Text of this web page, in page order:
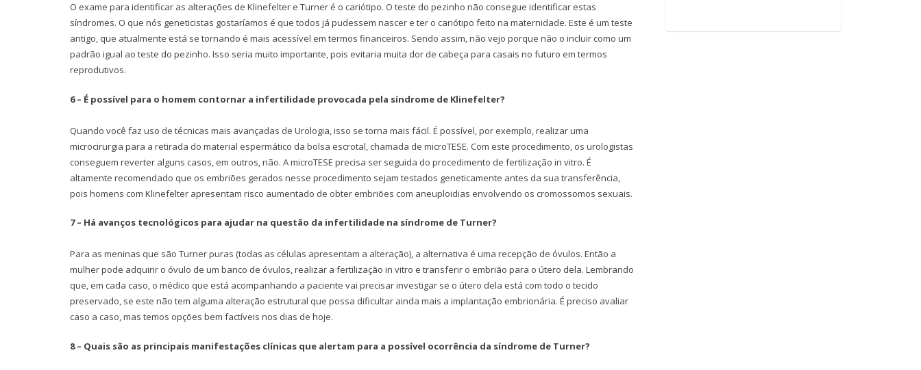
O exame para identificar as alterações de Klinefelter e Turner é o cariótipo. O teste do pezinho não consegue identificar estas
síndromes. O que nós geneticistas gostaríamos é que todos já pudessem nascer e ter o cariótipo feito na maternidade. Este é um teste
antigo, que atualmente está se tornando é mais acessível em termos financeiros. Sendo assim, não vejo porque não o incluir como um
padrão igual ao teste do pezinho. Isso seria muito importante, pois evitaria muita dor de cabeça para casais no futuro em termos
reprodutivos.
6 – É possível para o homem contornar a infertilidade provocada pela síndrome de Klinefelter?
Quando você faz uso de técnicas mais avançadas de Urologia, isso se torna mais fácil. É possível, por exemplo, realizar uma
microcirurgia para a retirada do material espermático da bolsa escrotal, chamada de microTESE. Com este procedimento, os urologistas
conseguem reverter alguns casos, em outros, não. A microTESE precisa ser seguida do procedimento de fertilização in vitro. É
altamente recomendado que os embriões gerados nesse procedimento sejam testados geneticamente antes da sua transferência,
pois homens com Klinefelter apresentam risco aumentado de obter embriões com aneuploidias envolvendo os cromossomos sexuais.
7 – Há avanços tecnológicos para ajudar na questão da infertilidade na síndrome de Turner?
Para as meninas que são Turner puras (todas as células apresentam a alteração), a alternativa é uma recepção de óvulos. Então a
mulher pode adquirir o óvulo de um banco de óvulos, realizar a fertilização in vitro e transferir o embrião para o útero dela. Lembrando
que, em cada caso, o médico que está acompanhando a paciente vai precisar investigar se o útero dela está com todo o tecido
preservado, se este não tem alguma alteração estrutural que possa dificultar ainda mais a implantação embrionária. É preciso avaliar
caso a caso, mas temos opções bem factíveis nos dias de hoje.
8 – Quais são as principais manifestações clínicas que alertam para a possível ocorrência da síndrome de Turner?